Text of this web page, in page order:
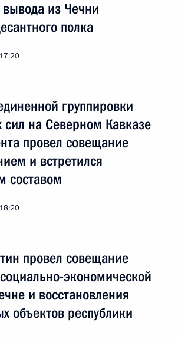
из Чечни
полка
группировки
на Северном Кавказе
провел совещание
и встретился
составом
провел совещание
экономической
и восстановления
объектов республики